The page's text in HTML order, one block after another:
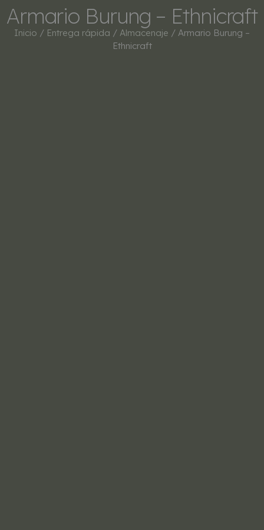
Armario Burung – Ethnicraft
Inicio / Entrega rápida / Almacenaje / Armario Burung –
Ethnicraft